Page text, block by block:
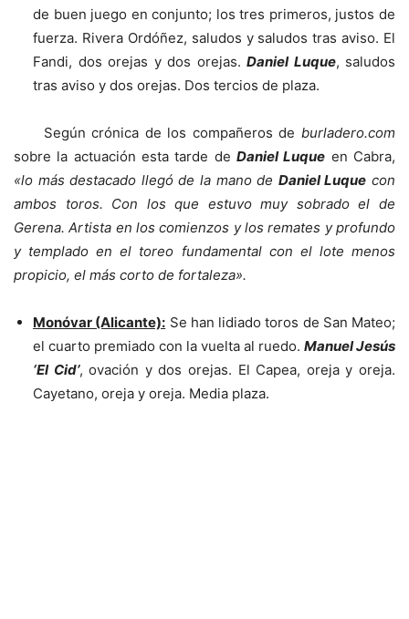
de buen juego en conjunto; los tres primeros, justos de
fuerza. Rivera Ordóñez, saludos y saludos tras aviso. El
Fandi, dos orejas y dos orejas. Daniel Luque, saludos
tras aviso y dos orejas. Dos tercios de plaza.
Según crónica de los compañeros de burladero.com
sobre la actuación esta tarde de Daniel Luque en Cabra,
«lo más destacado llegó de la mano de Daniel Luque con
ambos toros. Con los que estuvo muy sobrado el de
Gerena. Artista en los comienzos y los remates y profundo
y templado en el toreo fundamental con el lote menos
propicio, el más corto de fortaleza».
Monóvar (Alicante): Se han lidiado toros de San Mateo;
el cuarto premiado con la vuelta al ruedo. Manuel Jesús
‘El Cid’, ovación y dos orejas. El Capea, oreja y oreja.
Cayetano, oreja y oreja. Media plaza.